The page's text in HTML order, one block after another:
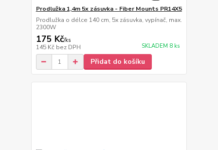
Prodlužka 1,4m 5x zásuvka - Fiber Mounts PR14X5
Prodlužka o délce 140 cm, 5x zásuvka, vypínač, max.
2300W
175 Kč/ks
145 Kč bez DPH SKLADEM 8 ks
Přidat do košíku